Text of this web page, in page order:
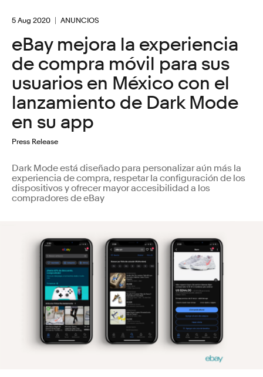
5 Aug 2020 ANUNCIOS
eBay mejora la experiencia
de compra móvil para sus
usuarios en México con el
lanzamiento de Dark Mode
en su app
Press Release
Dark Mode está diseñado para personalizar aún más la
experiencia de compra, respetar la configuración de los
dispositivos y ofrecer mayor accesibilidad a los
compradores de eBay